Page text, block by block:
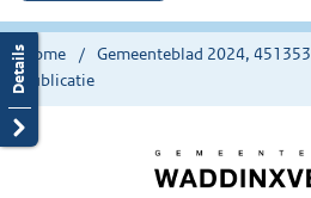
hier:
Home Gemeenteblad 2024, 451353
publicatie